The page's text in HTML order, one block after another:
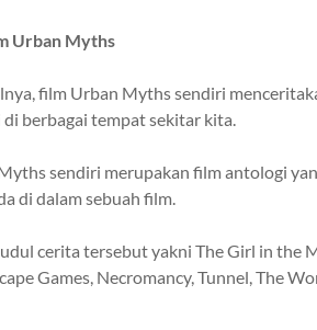
Urban Myths
film Urban Mythssendiri
di berbagai tempat sekitar kita.
sendiri merupakan film antologi
di dalam sebuah film.
cerita tersebut yakni The Girl in the
Games, Necromancy, Tunnel, The